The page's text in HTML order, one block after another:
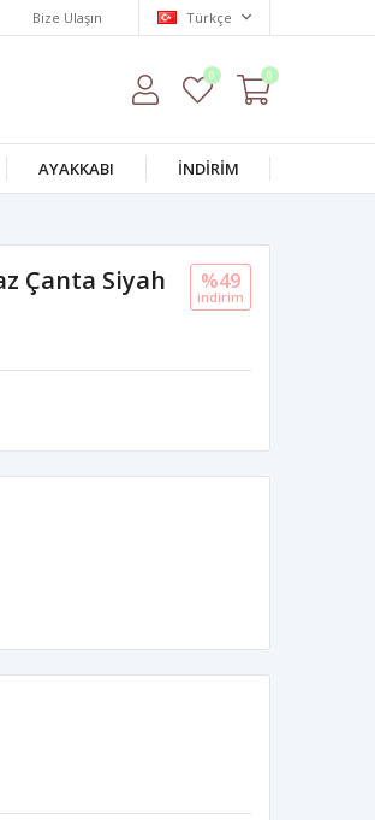
Bize Ulaşın Türkçe
0 0
AYAKKABI İNDİRİM
Çanta Siyah %49
i̇ndi̇ri̇m